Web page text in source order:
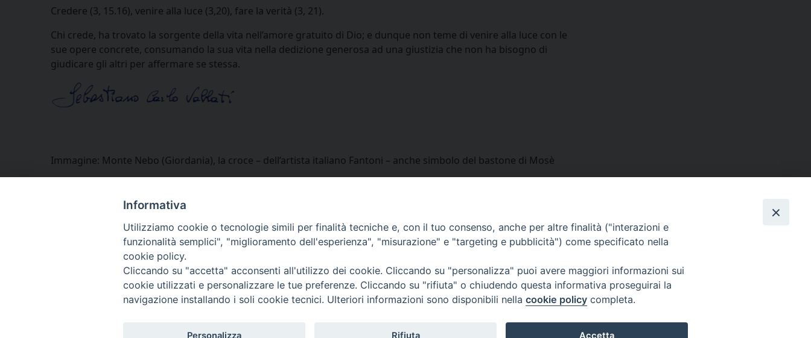
Credere (3, 15.16), venire alla luce (3,20), fare la verità (3, 21).
Chi crede, ha trovato la sorgente della vita nell’amore gratuito di Dio; e dunque non teme di venire alla luce con le
sue opere concrete, consumando la sua vita nella dedizione generosa ad una giustizia che non ha bisogno di
giudicare gli altri per affermare se stessa.
Immagine: Monte Nebo (Giordania), la croce – dell’artista italiano Fantoni – anche simbolo del bastone di Mosè
Riflessioni nelle festività liturgiche
via Amedeo Rossi, 28 - 12100 Cuneo
segreteriagenerale@diocesicuneofossano.it
Informativa
Utilizziamo cookie o tecnologie simili per finalità tecniche e, con il tuo consenso, anche per altre finalità ("interazioni e
funzionalità semplici", "miglioramento dell'esperienza", "misurazione" e "targeting e pubblicità") come specificato nella
cookie policy.
Cliccando su "accetta" acconsenti all'utilizzo dei cookie. Cliccando su "personalizza" puoi avere maggiori informazioni sui
cookie utilizzati e personalizzare le tue preferenze. Cliccando su "rifiuta" o chiudendo questa informativa proseguirai la
navigazione installando i soli cookie tecnici. Ulteriori informazioni sono disponibili nella cookie policy completa.
Personalizza Rifiuta Accetta